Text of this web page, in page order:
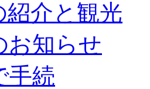
紹介と観光
お知らせ
手続